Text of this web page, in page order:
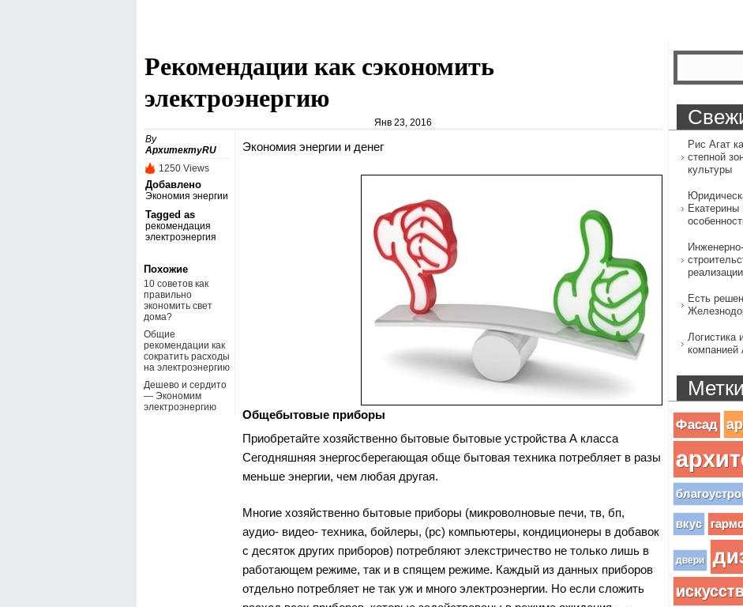
Рекомендации как сэкономить
электроэнергию
Янв 23, 2016
By
АрхитектуRU
1250 Views
Добавлено
Экономия энергии
Tagged as
рекомендация
электроэнергия
Похожие
10 советов как
правильно
экономить свет
дома?
Общие
рекомендации как
сократить расходы
на электроэнергию
Дешево и сердито
— Экономим
электроэнергию
Экономия энергии и денег
Общебытовые приборы
Приобретайте хозяйственно бытовые бытовые устройства А класса
Сегодняшняя энергосберегающая обще бытовая техника потребляет в разы
меньше энергии, чем любая другая.
Многие хозяйственно бытовые приборы (микроволновые печи, тв, бп,
аудио- видео- техника, бойлеры, (pc) компьютеры, кондиционеры в добавок
с десяток других приборов) потребляют элекстричество не только лишь в
работающем режиме, так и в спящем режиме. Каждый из данных приборов
отдельно потребляет не так уж и много электроэнергии. Но если сложить
Рис Агат
степной
культуры
Екатерины
Есть
Логистика
Метки
Фасад
вкус
двери